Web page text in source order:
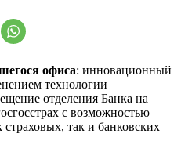
офиса: инновационный
технологии
отделения Банка на
с возможностью
так и банковских